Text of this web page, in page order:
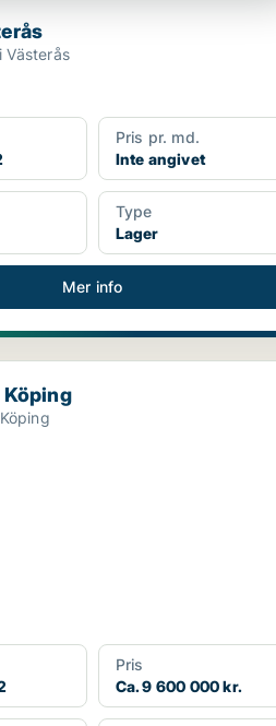
Västerås
Pris pr. md.
Inte angivet
Type
Lager
Mer info
Köping
Pris
Ca. 9 600 000 kr.